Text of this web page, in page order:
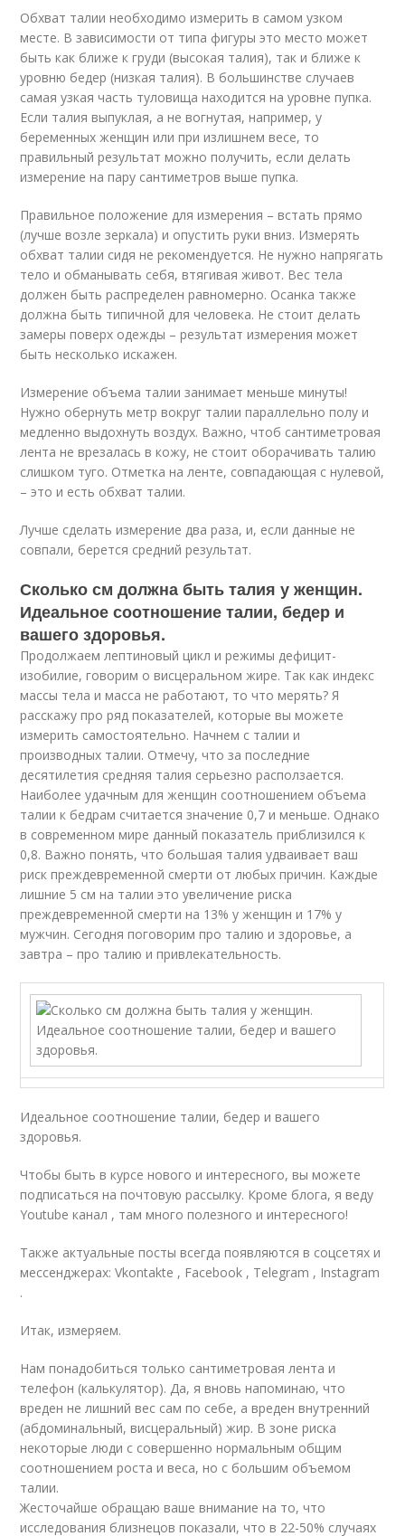
Обхват талии необходимо измерить в самом узком
месте. В зависимости от типа фигуры это место может
быть как ближе к груди (высокая талия), так и ближе к
уровню бедер (низкая талия). В большинстве случаев
самая узкая часть туловища находится на уровне пупка.
Если талия выпуклая, а не вогнутая, например, у
беременных женщин или при излишнем весе, то
правильный результат можно получить, если делать
измерение на пару сантиметров выше пупка.
Правильное положение для измерения – встать прямо
(лучше возле зеркала) и опустить руки вниз. Измерять
обхват талии сидя не рекомендуется. Не нужно напрягать
тело и обманывать себя, втягивая живот. Вес тела
должен быть распределен равномерно. Осанка также
должна быть типичной для человека. Не стоит делать
замеры поверх одежды – результат измерения может
быть несколько искажен.
Измерение объема талии занимает меньше минуты!
Нужно обернуть метр вокруг талии параллельно полу и
медленно выдохнуть воздух. Важно, чтоб сантиметровая
лента не врезалась в кожу, не стоит оборачивать талию
слишком туго. Отметка на ленте, совпадающая с нулевой,
– это и есть обхват талии.
Лучше сделать измерение два раза, и, если данные не
совпали, берется средний результат.
Сколько см должна быть талия у женщин.
Идеальное соотношение талии, бедер и
вашего здоровья.
Продолжаем лептиновый цикл и режимы дефицит-
изобилие, говорим о висцеральном жире. Так как индекс
массы тела и масса не работают, то что мерять? Я
расскажу про ряд показателей, которые вы можете
измерить самостоятельно. Начнем с талии и
производных талии. Отмечу, что за последние
десятилетия средняя талия серьезно расползается.
Наиболее удачным для женщин соотношением объема
талии к бедрам считается значение 0,7 и меньше. Однако
в современном мире данный показатель приблизился к
0,8. Важно понять, что большая талия удваивает ваш
риск преждевременной смерти от любых причин. Каждые
лишние 5 см на талии это увеличение риска
преждевременной смерти на 13% у женщин и 17% у
мужчин. Сегодня поговорим про талию и здоровье, а
завтра – про талию и привлекательность.
Идеальное соотношение талии, бедер и вашего
здоровья.
Чтобы быть в курсе нового и интересного, вы можете
подписаться на почтовую рассылку. Кроме блога, я веду
Youtube канал , там много полезного и интересного!
Также актуальные посты всегда появляются в соцсетях и
мессенджерах: Vkontakte , Facebook , Telegram , Instagram
.
Итак, измеряем.
Нам понадобиться только сантиметровая лента и
телефон (калькулятор). Да, я вновь напоминаю, что
вреден не лишний вес сам по себе, а вреден внутренний
(абдоминальный, висцеральный) жир. В зоне риска
некоторые люди с совершенно нормальным общим
соотношением роста и веса, но с большим объемом
талии.
Жесточайше обращаю ваше внимание на то, что
исследования близнецов показали, что в 22-50% случаях